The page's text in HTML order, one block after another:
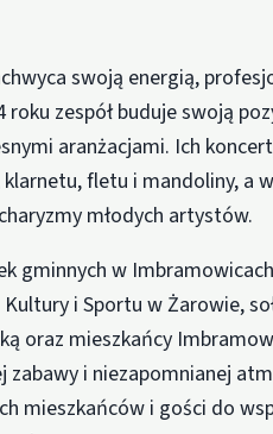
swoją energią,
zespół buduje swoją
aranżacjami. Ich
klarnetu, fletu i mandoliny,
młodych artystów.
gminnych w
i Sportu w Żarowie,
oraz mieszkańcy
i niezapomnianej
mieszkańców i gości do